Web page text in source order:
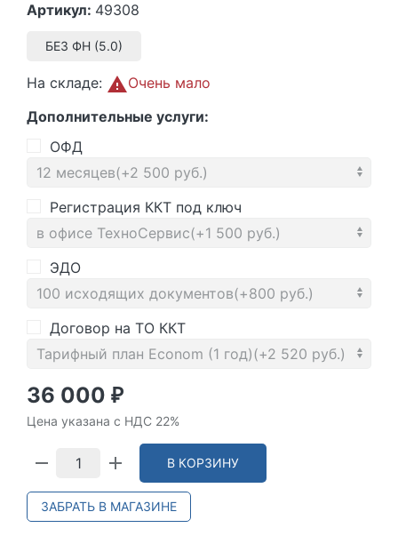
Артикул: 49308
БЕЗ ФН (5.0)
На складе:
Очень мало
Дополнительные услуги:
ОФД
Регистрация ККТ под ключ
ЭДО
Договор на ТО ККТ
36 000 ₽
Цена указана с НДС 22%
В КОРЗИНУ
ЗАБРАТЬ В МАГАЗИНЕ